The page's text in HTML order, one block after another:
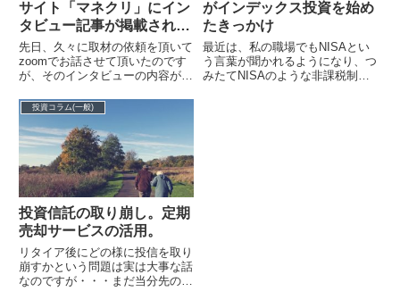
サイト「マネクリ」にイン
タビュー記事が掲載されま
した
先日、久々に取材の依頼を頂いて
zoomでお話させて頂いたのです
が、そのインタビューの内容がマ
「マネクリ」内の、「達人に学ぶ
「お金の...
がインデックス投資を始め
たきっかけ
最近は、私の職場でもNISAとい
う言葉が聞かれるようになり、つ
みたてNISAのような非課税制度
投資コラム(一般)
投資信託の取り崩し。定期
売却サービスの活用。
リタイア後にどの様に投信を取り
崩すかという問題は実は大事な話
なのですが・・・まだ当分先の話